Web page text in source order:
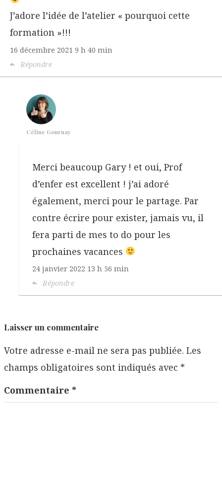
J’adore l’idée de l’atelier « pourquoi cette
formation »!!!
16 décembre 2021 9 h 40 min
Répondre
Céline Gournay
Merci beaucoup Gary ! et oui, Prof
d’enfer est excellent ! j’ai adoré
également, merci pour le partage. Par
contre écrire pour exister, jamais vu, il
fera parti de mes to do pour les
prochaines vacances
24 janvier 2022 13 h 56 min
Répondre
Laisser un commentaire
Votre adresse e-mail ne sera pas publiée. Les
champs obligatoires sont indiqués avec *
Commentaire *